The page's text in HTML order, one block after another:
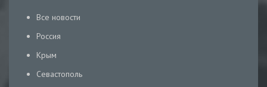
Все новости
Россия
Крым
Севастополь